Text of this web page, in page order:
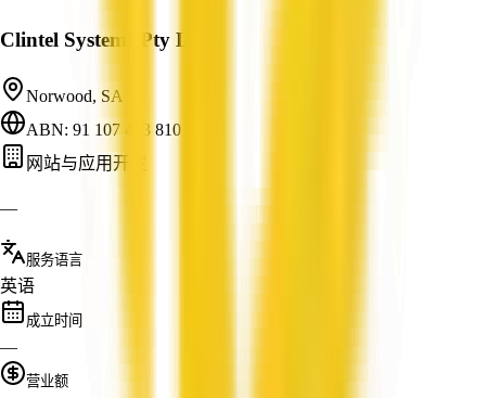
Clintel Systems Pty Ltd
Norwood, SA
ABN: 91 107 413 810
网站与应用开发
—
服务语言
英语
成立时间
—
营业额